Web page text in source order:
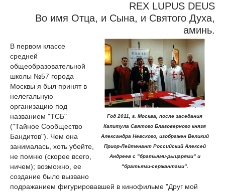
REX LUPUS DEUS
Во имя Отца, и Сына, и Святого Духа,
аминь.
Год 2011, г. Москва, после заседания
Капитула Святого Благоверного князя
Александра Невского, изображен Великий
Приор-Лейтенант Российский Алексей
Андреев с "братьями-рыцарями" и
"братьями-сержантами".
В первом классе
средней
общеобразовательной
школы №57 города
Москвы я был принят в
нелегальную
организацию под
названием "ТСБ"
("Тайное Сообщество
Бандитов"). Чем она
занималась, хоть убейте,
не помню (скорее всего,
ничем); возможно, ее
создание было вызвано
подражанием фигурировавшей в кинофильме "Друг мой